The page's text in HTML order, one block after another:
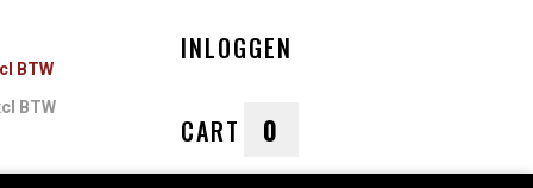
BTW
BTW
INLOGGEN
CART 0